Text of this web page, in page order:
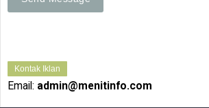
Kontak Iklan
Email: admin@menitinfo.com